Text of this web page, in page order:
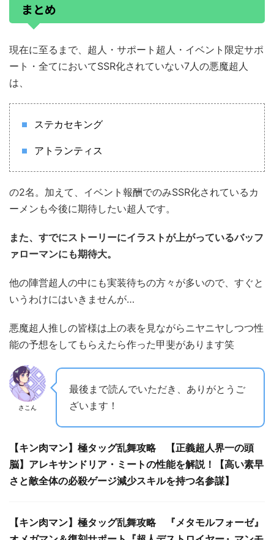
まとめ
現在に至るまで、超人・サポート超人・イベント限定サポ
ート・全てにおいてSSR化されていない7人の悪魔超人
は、
ステカセキング
アトランティス
の2名。加えて、イベント報酬でのみSSR化されているカ
ーメンも今後に期待したい超人です。
また、すでにストーリーにイラストが上がっているバッフ
ァローマンにも期待大。
他の陣営超人の中にも実装待ちの方々が多いので、すぐと
いうわけにはいきませんが…
悪魔超人推しの皆様は上の表を見ながらニヤニヤしつつ性
能の予想をしてもらえたら作った甲斐があります笑
さこん
最後まで読んでいただき、ありがとうご
ざいます！
【キン肉マン】極タッグ乱舞攻略 【正義超人界一の頭
脳】アレキサンドリア・ミートの性能を解説！【高い素早
さと敵全体の必殺ゲージ減少スキルを持つ名参謀】
【キン肉マン】極タッグ乱舞攻略 『メタモルフォーゼ』